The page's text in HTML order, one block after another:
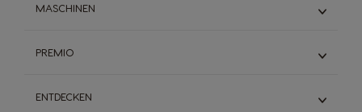
SCHWARZKAFFEES
TEE & SCHOKOLADE
DALLMAYR
MASCHINEN
GENIO S
PICCOLO XS
PREMIO
Codes Eingeben
ENTDECKEN